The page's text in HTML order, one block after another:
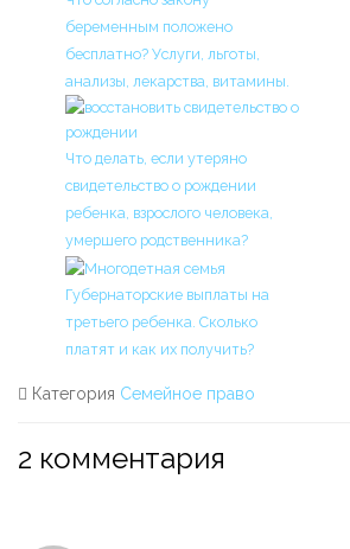
беременным положено
бесплатно? Услуги, льготы,
анализы, лекарства, витамины.
Что делать, если утеряно
свидетельство о рождении
ребенка, взрослого человека,
умершего родственника?
Губернаторские выплаты на
третьего ребенка. Сколько
платят и как их получить?
Категория Семейное право
2 комментария